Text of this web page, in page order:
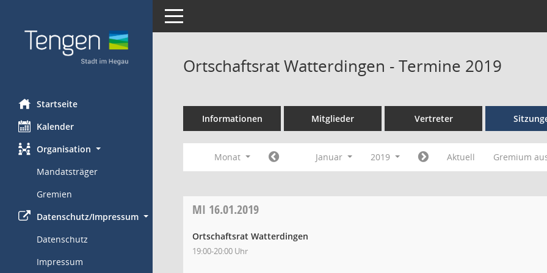
Startseite
Kalender
Organisation
Mandatsträger
Gremien
Datenschutz/Impressum
Datenschutz
Impressum
Toggle navigation
Ortschaftsrat Watterdingen - Termine 2019
Informationen Mitglieder Vertreter
Monat Januar 2019 Aktuell Gremium
MI 16.01.2019
Ortschaftsrat Watterdingen
19:00-20:00 Uhr